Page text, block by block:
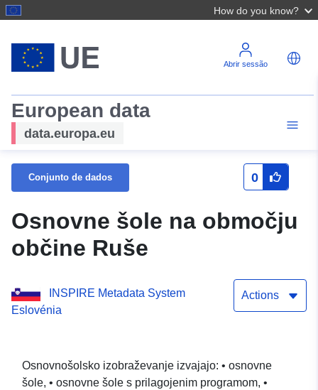
How do you know?
Abrir sessão
European data
data.europa.eu
Conjunto de dados 0
Osnovne šole na območju
občine Ruše
INSPIRE Metadata System
Eslovénia
Actions
Osnovnošolsko izobraževanje izvajajo: • osnovne
šole, • osnovne šole s prilagojenim programom, •